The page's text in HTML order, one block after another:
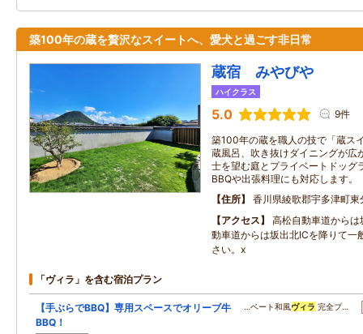
築100年の蔵を贅沢なスイートへ、愛犬と過ごす非日常
蔵宿 みやびや
ハイクラス
5.0 9件
築100年の蔵を職人の技で「蔵ス
蔵風呂、吹き抜けダイニングが広
士を望む庭とプライベートドッグ
BBQや出張料理にも対応します。
住所
香川県綾歌郡宇多津町東
アクセス
高松自動車道から
動車道からは坂出北ICを降りて一
さい。x
「ヴィラ」を含む宿泊プラン
【手ぶらでBBQ】専用スペースでオリーブ牛
BBQ！
…ベート和風ヴィラ 完全プ…